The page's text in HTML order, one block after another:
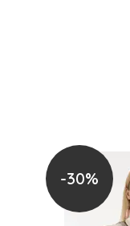
-30%